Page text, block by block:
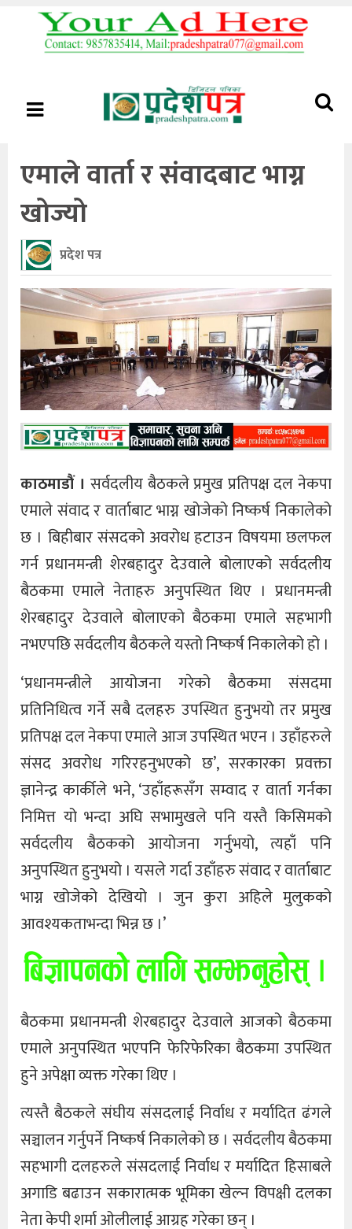
एमाले वार्ता र संवादबाट भाग्न
खोज्यो
प्रदेश पत्र
काठमाडौं ।सर्वदलीय बैठकले प्रमुख प्रतिपक्ष दल नेकपा
एमाले संवाद र वार्ताबाट भाग्न खोजेको निष्कर्ष निकालेको
छ । बिहीबार संसदको अवरोध हटाउन विषयमा छलफल
गर्न प्रधानमन्त्री शेरबहादुर देउवाले बोलाएको सर्वदलीय
बैठकमा एमाले नेताहरु अनुपस्थित थिए । प्रधानमन्त्री
शेरबहादुर देउवाले बोलाएको बैठकमा एमाले सहभागी
नभएपछि सर्वदलीय बैठकले यस्तो निष्कर्ष निकालेको हो ।
‘प्रधानमन्त्रीले आयोजना गरेको बैठकमा संसदमा
प्रतिनिधित्व गर्ने सबै दलहरु उपस्थित हुनुभयो तर प्रमुख
प्रतिपक्ष दल नेकपा एमाले आज उपस्थित भएन । उहाँहरुले
संसद अवरोध गरिरहनुभएको छ’, सरकारका प्रवक्ता
ज्ञानेन्द्र कार्कीले भने, ‘उहाँहरूसँग सम्वाद र वार्ता गर्नका
निमित्त यो भन्दा अघि सभामुखले पनि यस्तै किसिमको
सर्वदलीय बैठकको आयोजना गर्नुभयो, त्यहाँ पनि
अनुपस्थित हुनुभयो । यसले गर्दा उहाँहरु संवाद र वार्ताबाट
भाग्न खोजेको देखियो । जुन कुरा अहिले मुलुकको
आवश्यकताभन्दा भिन्न छ ।’
बैठकमा प्रधानमन्त्री शेरबहादुर देउवाले आजको बैठकमा
एमाले अनुपस्थित भएपनि फेरिफेरिका बैठकमा उपस्थित
हुने अपेक्षा व्यक्त गरेका थिए ।
त्यस्तै बैठकले संघीय संसदलाई निर्वाध र मर्यादित ढंगले
सञ्चालन गर्नुपर्ने निष्कर्ष निकालेको छ । सर्वदलीय बैठकमा
सहभागी दलहरुले संसदलाई निर्वाध र मर्यादित हिसाबले
अगाडि बढाउन सकारात्मक भूमिका खेल्न विपक्षी दलका
नेता केपी शर्मा ओलीलाई आग्रह गरेका छन् ।